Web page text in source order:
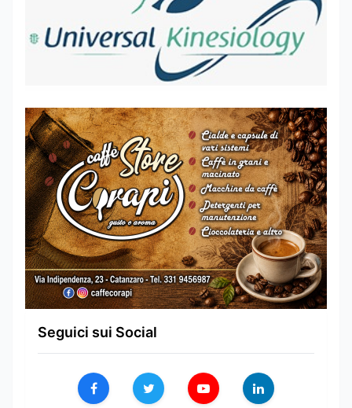
Seguici sui Social